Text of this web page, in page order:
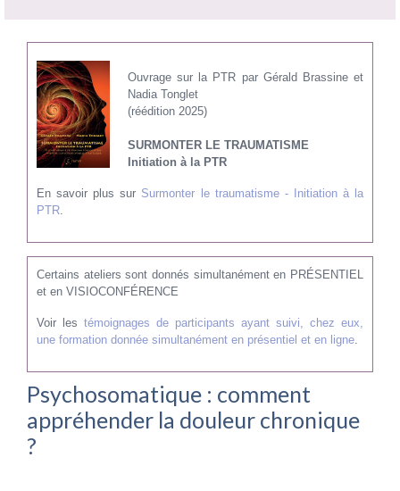
Ouvrage sur la PTR par Gérald Brassine et
Nadia Tonglet
(réédition 2025)
SURMONTER LE TRAUMATISME
Initiation à la PTR
En savoir plus sur Surmonter le traumatisme - Initiation à la
PTR
Certains ateliers sont donnés simultanément en PRÉSENTIEL
et en VISIOCONFÉRENCE
Voir les témoignages de participants ayant suivi, chez eux,
une formation donnée simultanément en présentiel et en ligne
Psychosomatique : comment
appréhender la douleur chronique
?